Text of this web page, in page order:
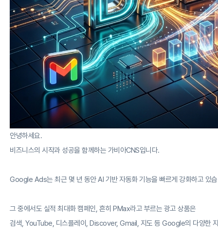
안녕하세요.
비즈니스의 시작과 성공을 함께하는 가비아CNS입니다.
Google Ads는 최근 몇 년 동안 AI 기반 자동화 기능을 빠르게 강화하고 있
그 중에서도 실적 최대화 캠페인, 흔히 PMax라고 부르는 광고 상품은
검색, YouTube, 디스플레이, Discover, Gmail, 지도 등 Google의 다양한